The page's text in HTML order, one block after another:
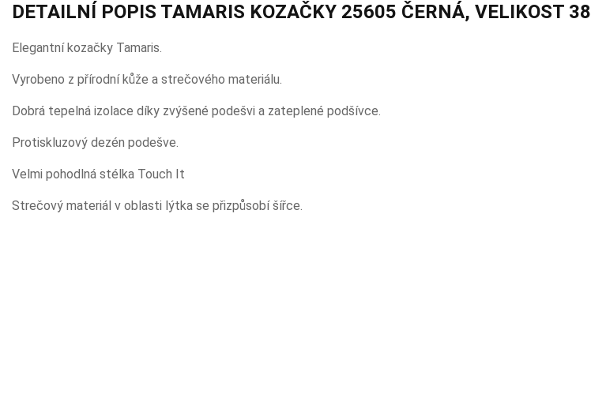
DETAILNÍ POPIS TAMARIS KOZAČKY 25605 ČERNÁ, VELIKOST 38
Elegantní kozačky Tamaris.
Vyrobeno z přírodní kůže a strečového materiálu.
Dobrá tepelná izolace díky zvýšené podešvi a zateplené podšívce.
Protiskluzový dezén podešve.
Velmi pohodlná stélka Touch It
Strečový materiál v oblasti lýtka se přizpůsobí šířce.